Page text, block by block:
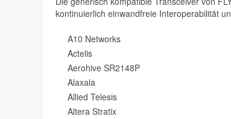
kontinuierlich einwandfreie Interoperabilität
A10 Networks
Actelis
Aerohive SR2148P
Alaxala
Allied Telesis
Altera Stratix